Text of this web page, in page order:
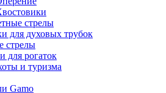
стрелы
для духовых трубок
стрелы
для рогаток
и туризма
Gamo